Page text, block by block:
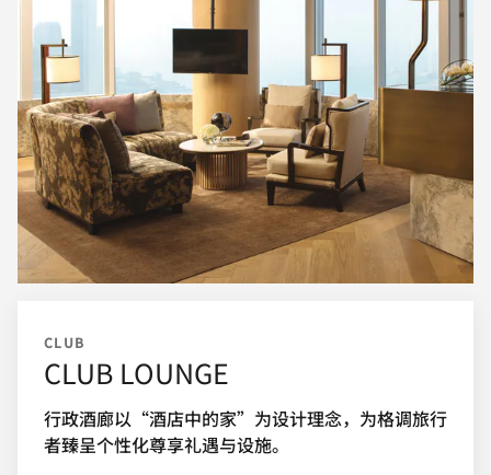
CLUB
CLUB LOUNGE
行政酒廊以“酒店中的家”为设计理念，为格调旅行
者臻呈个性化尊享礼遇与设施。